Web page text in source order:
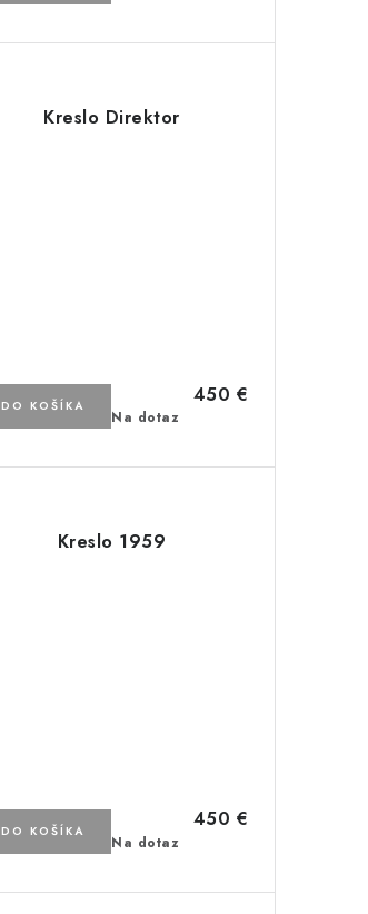
Kreslo Direktor
Na dotaz
450 €
DO KOŠÍKA
Kreslo 1959
Na dotaz
450 €
DO KOŠÍKA